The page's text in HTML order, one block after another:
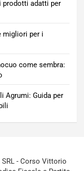
prodotti adatti per
migliori per i
come sembra:
Agrumi: Guida per
- Corso Vittorio